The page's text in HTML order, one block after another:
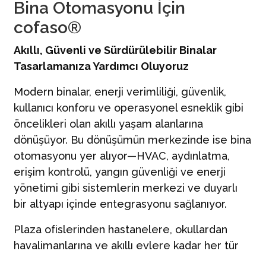
İletişim
Türkçe | TR
Bina Otomasyonu İçin
cofaso®
Akıllı, Güvenli ve Sürdürülebilir Binalar
Tasarlamanıza Yardımcı Oluyoruz
Modern binalar, enerji verimliliği, güvenlik,
kullanıcı konforu ve operasyonel esneklik gibi
öncelikleri olan akıllı yaşam alanlarına
dönüşüyor. Bu dönüşümün merkezinde ise bina
otomasyonu yer alıyor—HVAC, aydınlatma,
erişim kontrolü, yangın güvenliği ve enerji
yönetimi gibi sistemlerin merkezi ve duyarlı
bir altyapı içinde entegrasyonu sağlanıyor.
Plaza ofislerinden hastanelere, okullardan
havalimanlarına ve akıllı evlere kadar her tür